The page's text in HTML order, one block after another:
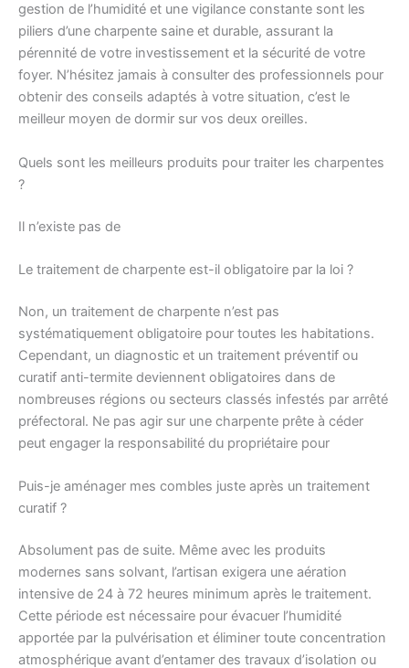
gestion de l’humidité et une vigilance constante sont les
piliers d’une charpente saine et durable, assurant la
pérennité de votre investissement et la sécurité de votre
foyer. N’hésitez jamais à consulter des professionnels pour
obtenir des conseils adaptés à votre situation, c’est le
meilleur moyen de dormir sur vos deux oreilles.
Quels sont les meilleurs produits pour traiter les charpentes
?
Il n’existe pas de
Le traitement de charpente est-il obligatoire par la loi ?
Non, un traitement de charpente n’est pas
systématiquement obligatoire pour toutes les habitations.
Cependant, un diagnostic et un traitement préventif ou
curatif anti-termite deviennent obligatoires dans de
nombreuses régions ou secteurs classés infestés par arrêté
préfectoral. Ne pas agir sur une charpente prête à céder
peut engager la responsabilité du propriétaire pour
Puis-je aménager mes combles juste après un traitement
curatif ?
Absolument pas de suite. Même avec les produits
modernes sans solvant, l’artisan exigera une aération
intensive de 24 à 72 heures minimum après le traitement.
Cette période est nécessaire pour évacuer l’humidité
apportée par la pulvérisation et éliminer toute concentration
atmosphérique avant d’entamer des travaux d’isolation ou